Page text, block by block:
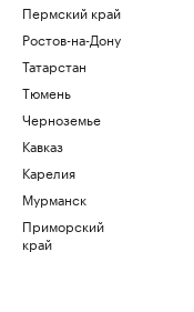
Пермский край
Ростов-на-Дону
Татарстан
Тюмень
Черноземье
Кавказ
Карелия
Мурманск
Приморский
край